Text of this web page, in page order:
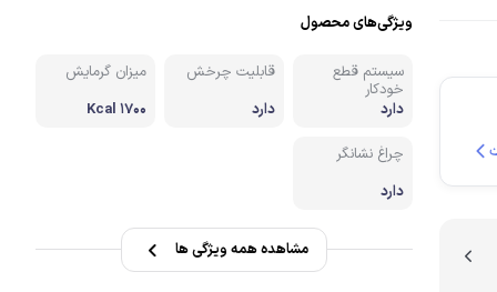
ویژگی‌های محصول
سیستم قطع
خودکار
دارد
قابلیت چرخش
دارد
میزان گرمایش
1700 Kcal
چراغ نشانگر
دارد
مشاهده همه ویژگی ها